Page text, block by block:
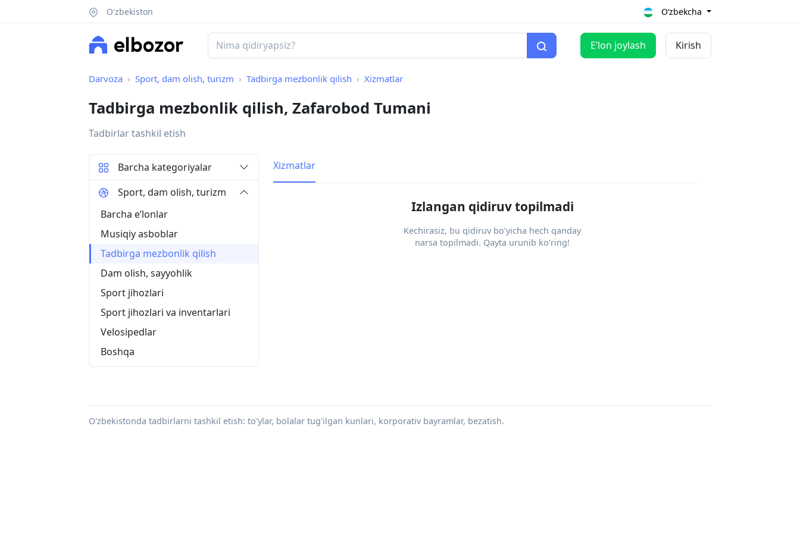
O'zbekiston O‘zbekcha
Eʼlon joylash Kirish
Darvoza Sport, dam olish, turizm Tadbirga mezbonlik qilish Xizmatlar
Tadbirga mezbonlik qilish, Zafarobod Tumani
Tadbirlar tashkil etish
Xizmatlar
Izlangan qidiruv topilmadi
Kechirasiz, bu qidiruv bo‘yicha hech qanday
narsa topilmadi. Qayta urunib ko‘ring!
Barcha kategoriyalar
Sport, dam olish, turizm
Barcha eʼlonlar
Musiqiy asboblar
Tadbirga mezbonlik qilish
Dam olish, sayyohlik
Sport jihozlari
Sport jihozlari va inventarlari
Velosipedlar
Boshqa
O'zbekistonda tadbirlarni tashkil etish: to'ylar, bolalar tug'ilgan kunlari, korporativ bayramlar, bezatish.